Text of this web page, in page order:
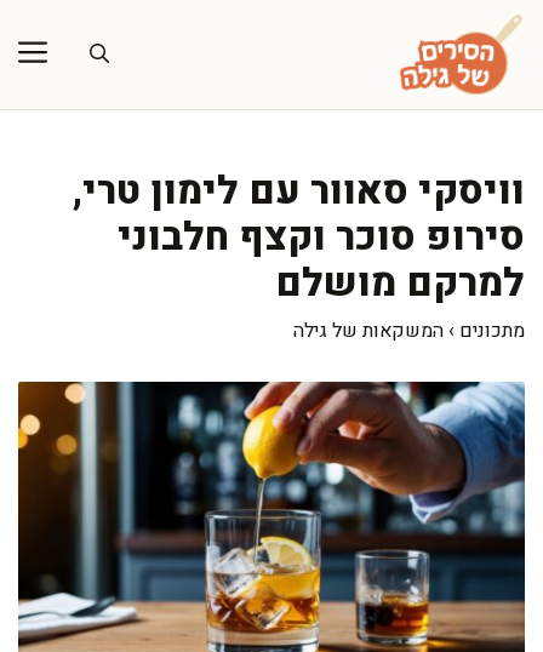
לדלג
לתוכן
וויסקי סאוור עם לימון טרי,
סירופ סוכר וקצף חלבוני
למרקם מושלם
מתכונים › המשקאות של גילה